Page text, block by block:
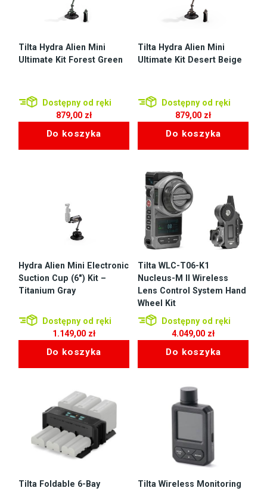
Tilta Hydra Alien Mini
Ultimate Kit Forest Green
Dostępny od ręki
879,00 zł
Do koszyka
Tilta Hydra Alien Mini
Ultimate Kit Desert Beige
Dostępny od ręki
879,00 zł
Do koszyka
Hydra Alien Mini Electronic
Suction Cup (6″) Kit –
Titanium Gray
Dostępny od ręki
1.149,00 zł
Do koszyka
Tilta WLC-T06-K1
Nucleus-M II Wireless
Lens Control System Hand
Wheel Kit
Dostępny od ręki
4.049,00 zł
Do koszyka
Tilta Foldable 6-Bay
Tilta Wireless Monitoring